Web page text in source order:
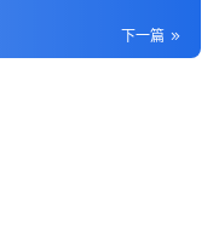
下一篇